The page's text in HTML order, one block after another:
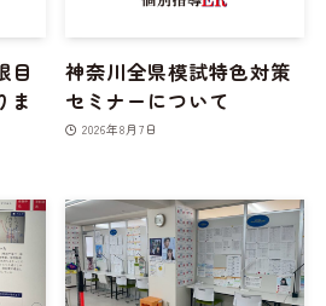
目
ま
神奈川全県模試特色対策
セミナーについて
2026年8月7日